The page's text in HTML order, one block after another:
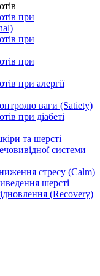
при
при
при
при алергії
ваги (Satiety)
при діабеті
та шерсті
системи
стресу (Calm)
шерсті
(Recovery)